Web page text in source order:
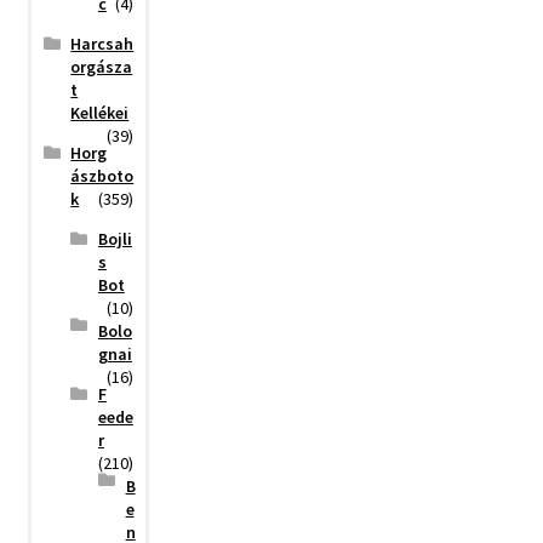
Harcsah
orgásza
t
Kellékei
(39)
Horg
ászboto
k
(359)
Bojli
s
Bot
(10)
Bolo
gnai
(16)
F
eede
r
(210)
B
e
n